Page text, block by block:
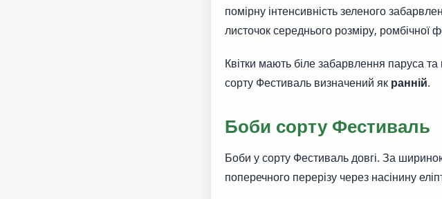
помірну інтенсивність зеленого
листочок середнього розміру, ромбічної
Квітки мають біле забарвлення паруса та
сорту Фестиваль визначений як ранній.
Боби сорту Фестиваль
Боби у сорту Фестиваль довгі. За
поперечного перерізу через насінину